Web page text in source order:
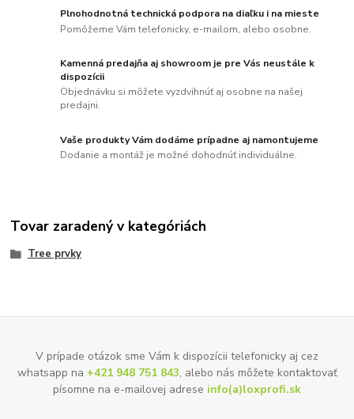
Plnohodnotná technická podpora na diaľku i na mieste
Pomôžeme Vám telefonicky, e-mailom, alebo osobne.
Kamenná predajňa aj showroom je pre Vás neustále k
dispozícii
Objednávku si môžete vyzdvihnúť aj osobne na našej
predajni.
Vaše produkty Vám dodáme prípadne aj namontujeme
Dodanie a montáž je možné dohodnúť individuálne.
Tovar zaradený v kategóriách
Tree prvky
V prípade otázok sme Vám k dispozícii telefonicky aj cez
whatsapp na +421 948 751 843, alebo nás môžete kontaktovať
písomne na e-mailovej adrese info(a)loxprofi.sk